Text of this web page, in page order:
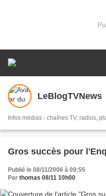
LeBlogTVNews
Infos médias - chaînes TV, radios,
Gros succès pour
Publié le 08/11/2006 à 09:55
Par thomas 08/11 10h00